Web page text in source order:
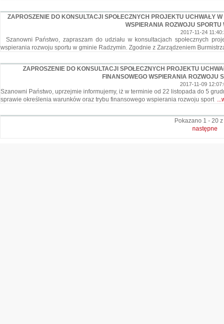
ZAPROSZENIE DO KONSULTACJI SPOŁECZNYCH PROJEKTU UCHWAŁY
WSPIERANIA ROZWOJU SPORTU
2017-11-24
Szanowni Państwo, zapraszam do udziału w konsultacjach społecznych
wspierania rozwoju sportu w gminie Radzymin. Zgodnie z Zarządzeniem
ZAPROSZENIE DO KONSULTACJI SPOŁECZNYCH PROJEKTU
FINANSOWEGO WSPIERANIA ROZWOJU
2017-11-09
Szanowni Państwo, uprzejmie informujemy, iż w terminie od 22 listopada do 5
sprawie określenia warunków oraz trybu finansowego wspierania rozwoju sport
Pokazano 1 - 20
następne